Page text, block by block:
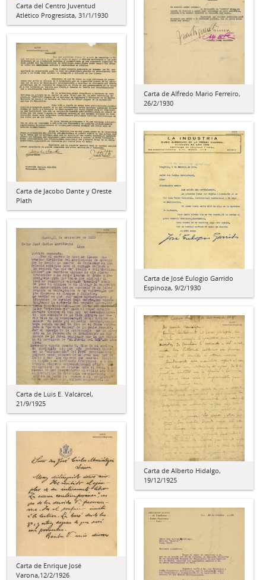
Carta del Centro Juventud
Atlético Progresista, 31/1/1930
Carta de Alfredo Mario Ferreiro,
26/2/1930
Carta de Jacobo Dante y Oreste
Plath
Carta de José Eulogio Garrido
Espinoza, 9/2/1930
Carta de Luis E. Valcárcel,
21/9/1925
Carta de Alberto Hidalgo,
19/12/1925
Carta de Enrique José
Varona,12/2/1926